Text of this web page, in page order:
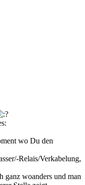
wo Du den
Relais/Verkabelung,
ganz woanders und man